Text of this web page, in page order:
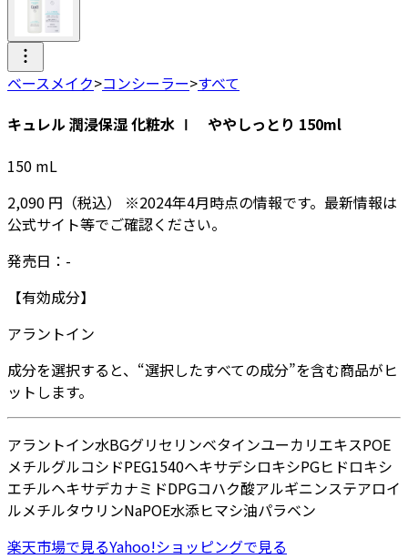
ベースメイク>コンシーラー>すべて
キュレル 潤浸保湿 化粧水 Ⅰ ややしっとり 150ml
150 mL
2,090 円 （税込） ※2024年4月時点の情報です。最新情報は
公式サイト等でご確認ください。
発売日： -
【有効成分】
アラントイン
成分を選択すると、“選択したすべての成分”を含む商品がヒ
ットします。
アラントイン水BGグリセリンベタインユーカリエキスPOE
メチルグルコシドPEG1540ヘキサデシロキシPGヒドロキシ
エチルヘキサデカナミドDPGコハク酸アルギニンステアロイ
ルメチルタウリンNaPOE水添ヒマシ油パラベン
楽天市場で見るYahoo!ショッピングで見る